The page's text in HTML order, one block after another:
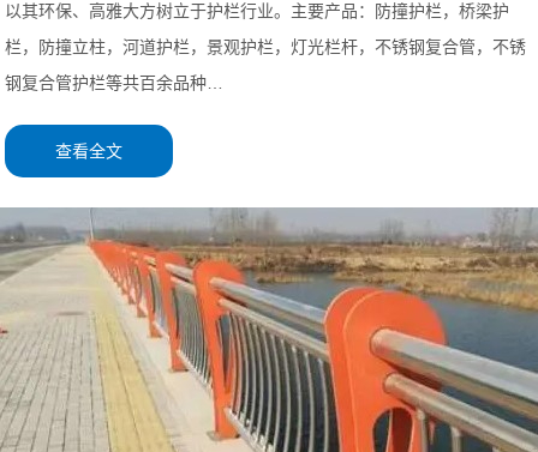
以其环保、高雅大方树立于护栏行业。主要产品：防撞护栏，桥梁护
栏，防撞立柱，河道护栏，景观护栏，灯光栏杆，不锈钢复合管，不锈
钢复合管护栏等共百余品种…
查看全文